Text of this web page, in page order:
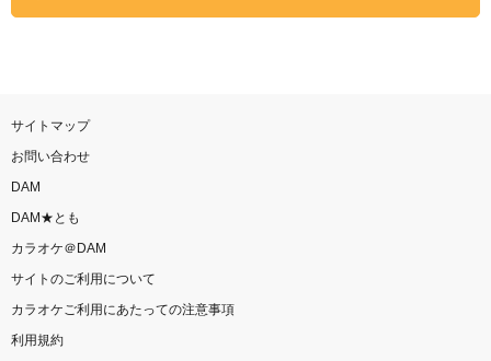
サイトマップ
お問い合わせ
DAM
DAM★とも
カラオケ＠DAM
サイトのご利用について
カラオケご利用にあたっての注意事項
利用規約